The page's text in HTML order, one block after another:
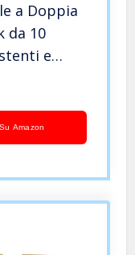
a Doppia
da 10
e
Amazon